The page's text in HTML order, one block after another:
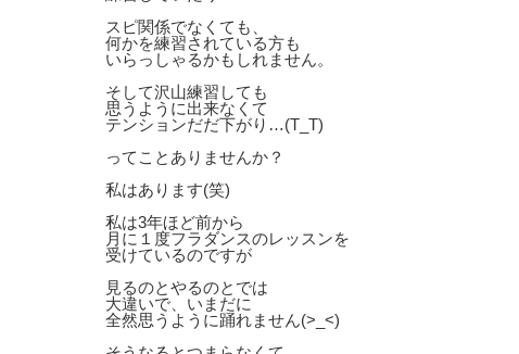
スピ関係でなくても、
何かを練習されている方も
いらっしゃるかもしれません。
そして沢山練習しても
思うように出来なくて
テンションだだ下がり…(T_T)
ってことありませんか？
私はあります(笑)
私は3年ほど前から
月に１度フラダンスのレッスンを
受けているのですが
見るのとやるのとでは
大違いで、いまだに
全然思うように踊れません(>_<)